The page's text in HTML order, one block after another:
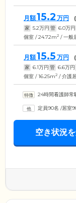
月額15.2 万円
家 5.2万円 管 6.0万円
個室 / 24.72m2 / 一般
月額15.5 万円
家 6.1万円 管 6.6万円
個室 / 16.25m2 / 介護
24時間看護師常
定員90名 /居室
空き状況